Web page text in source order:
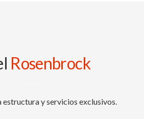
Rosenbrock
estructura y servicios exclusivos.